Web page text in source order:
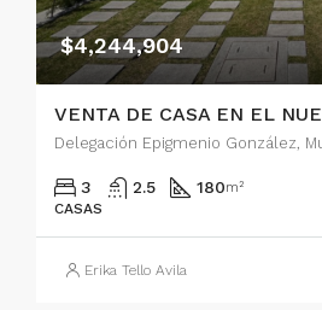
$4,244,904
3 2.5 180m²
CASAS
Erika Tello Avila